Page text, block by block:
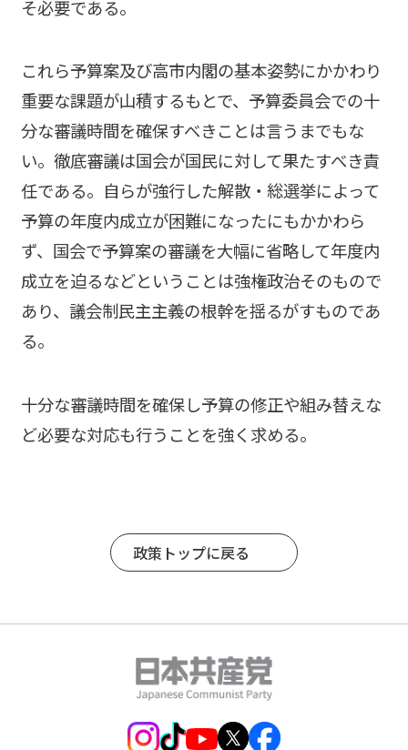
そ必要である。
これら予算案及び高市内閣の基本姿勢にかかわり
重要な課題が山積するもとで、予算委員会での十
分な審議時間を確保すべきことは言うまでもな
い。徹底審議は国会が国民に対して果たすべき責
任である。自らが強行した解散・総選挙によって
予算の年度内成立が困難になったにもかかわら
ず、国会で予算案の審議を大幅に省略して年度内
成立を迫るなどということは強権政治そのもので
あり、議会制民主主義の根幹を揺るがすものであ
る。
十分な審議時間を確保し予算の修正や組み替えな
ど必要な対応も行うことを強く求める。
政策トップに戻る